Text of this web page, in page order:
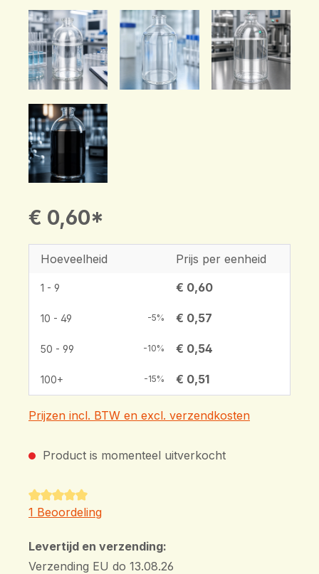
€ 0,60*
Hoeveelheid Prijs per eenheid
1 - 9 € 0,60
10 - 49 -5% € 0,57
50 - 99 -10% € 0,54
100+ -15% € 0,51
Prijzen incl. BTW en excl. verzendkosten
Product is momenteel uitverkocht
Gemiddelde waardering van 5 van 5 sterren
1 Beoordeling
Levertijd en verzending:
Verzending EU do 13.08.26